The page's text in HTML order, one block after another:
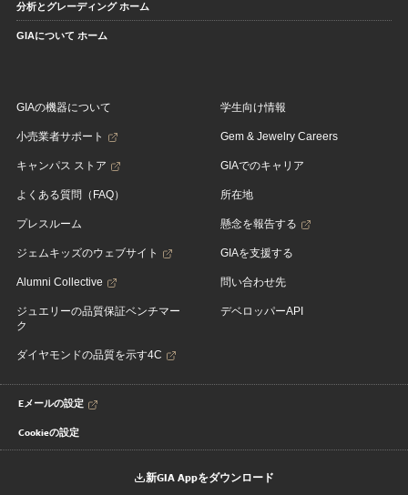
分析とグレーディング ホーム
GIAについて ホーム
GIAの機器について
小売業者サポート
キャンパス ストア
よくある質問（FAQ）
プレスルーム
ジェムキッズのウェブサイト
Alumni Collective
ジュエリーの品質保証ベンチマー
ク
ダイヤモンドの品質を示す4C
学生向け情報
Gem & Jewelry Careers
GIAでのキャリア
所在地
懸念を報告する
GIAを支援する
問い合わせ先
デベロッパーAPI
Eメールの設定
Cookieの設定
新GIA Appをダウンロード